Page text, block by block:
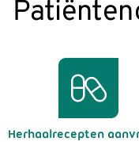
Herhaalrecepten